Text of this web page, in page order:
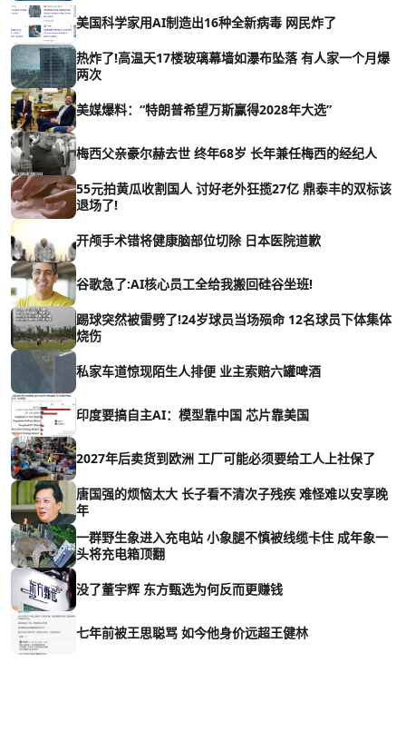
美国科学家用AI制造出16种全新病毒 网民炸了
热炸了!高温天17楼玻璃幕墙如瀑布坠落 有人家一个月爆
两次
美媒爆料：“特朗普希望万斯赢得2028年大选”
梅西父亲豪尔赫去世 终年68岁 长年兼任梅西的经纪人
55元拍黄瓜收割国人 讨好老外狂揽27亿 鼎泰丰的双标该
退场了!
开颅手术错将健康脑部位切除 日本医院道歉
谷歌急了:AI核心员工全给我搬回硅谷坐班!
踢球突然被雷劈了!24岁球员当场殒命 12名球员下体集体
烧伤
私家车道惊现陌生人排便 业主索赔六罐啤酒
印度要搞自主AI：模型靠中国 芯片靠美国
2027年后卖货到欧洲 工厂可能必须要给工人上社保了
唐国强的烦恼太大 长子看不清次子残疾 难怪难以安享晚
年
一群野生象进入充电站 小象腿不慎被线缆卡住 成年象一
头将充电箱顶翻
没了董宇辉 东方甄选为何反而更赚钱
七年前被王思聪骂 如今他身价远超王健林